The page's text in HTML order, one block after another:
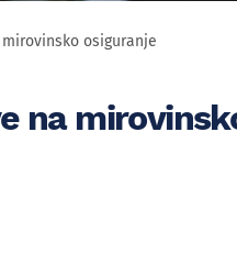
osiguranje
na